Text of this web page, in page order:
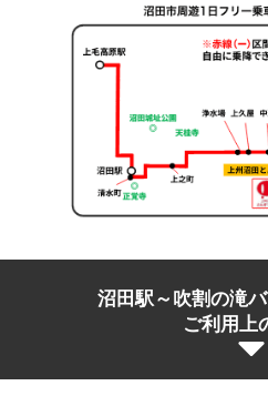
沼田駅～吹割の滝
ご利用上